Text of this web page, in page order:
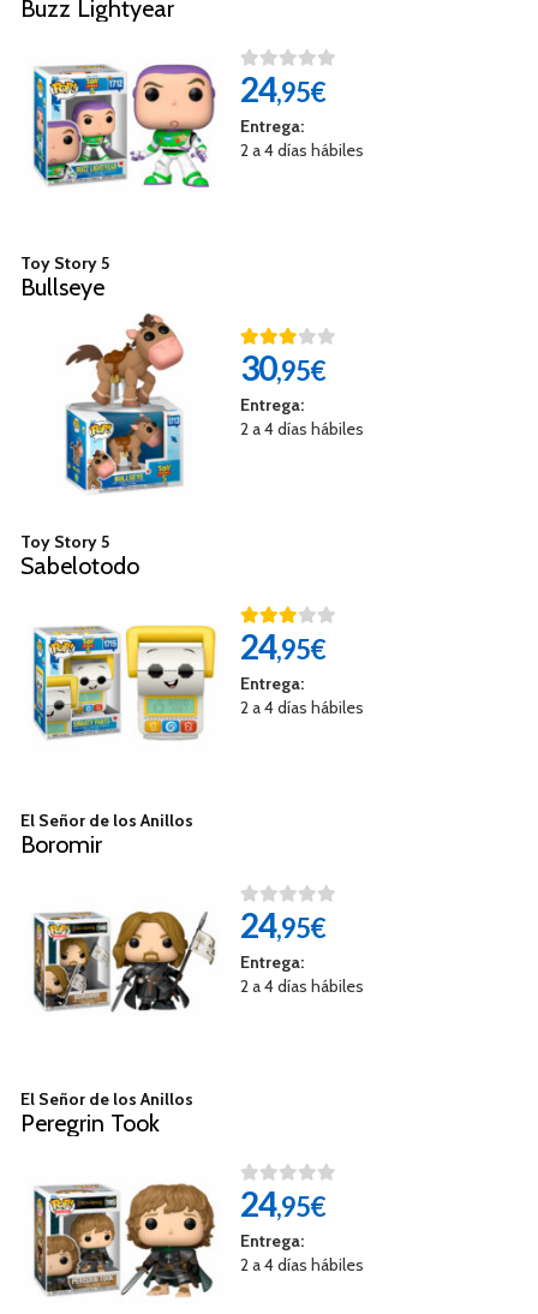
Buzz Lightyear
24,95€
Entrega:
2 a 4 días hábiles
Toy Story 5
Bullseye
30,95€
Entrega:
2 a 4 días hábiles
Toy Story 5
Sabelotodo
24,95€
Entrega:
2 a 4 días hábiles
El Señor de los Anillos
Boromir
24,95€
Entrega:
2 a 4 días hábiles
El Señor de los Anillos
Peregrin Took
24,95€
Entrega:
2 a 4 días hábiles